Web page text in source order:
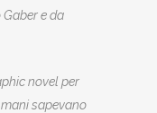
e da
novel per
sapevano